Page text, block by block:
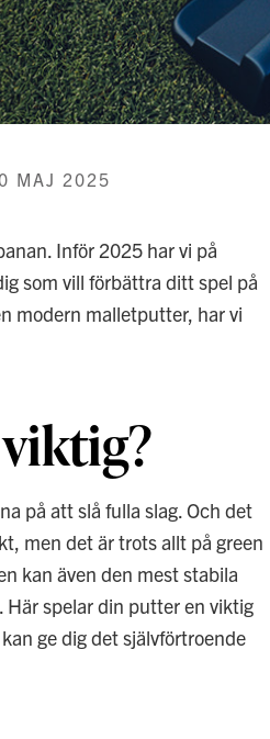
MAJ 2025
Inför 2025 har vi på
som vill förbättra ditt spel på
modern malletputter, har vi
på att slå fulla slag. Och det
men det är trots allt på green
kan även den mest stabila
Här spelar din putter en viktig
ge dig det självförtroende